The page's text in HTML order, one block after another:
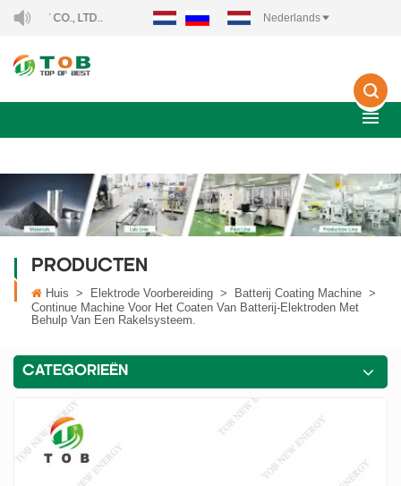
CO., LTD.. Nederlands
PRODUCTEN
Huis > Elektrode Voorbereiding > Batterij Coating Machine >
Continue Machine Voor Het Coaten Van Batterij-Elektroden Met
Behulp Van Een Rakelsysteem.
CATEGORIEËN